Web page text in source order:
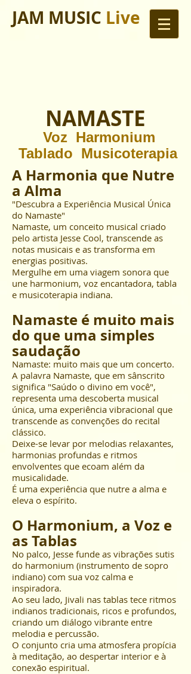
JAM MUSIC Live
NAMASTE
Voz Harmonium
Tablado Musicoterapia
A Harmonia que Nutre
a Alma
"Descubra a Experiência Musical Única
do Namaste"
Namaste, um conceito musical criado
pelo artista Jesse Cool, transcende as
notas musicais e as transforma em
energias positivas.
Mergulhe em uma viagem sonora que
une harmonium, voz encantadora, tabla
e musicoterapia indiana.
Namaste é muito mais
do que uma simples
saudação
Namaste: muito mais que um concerto.
A palavra Namaste, que em sânscrito
significa "Saúdo o divino em você",
representa uma descoberta musical
única, uma experiência vibracional que
transcende as convenções do recital
clássico.
Deixe-se levar por melodias relaxantes,
harmonias profundas e ritmos
envolventes que ecoam além da
musicalidade.
É uma experiência que nutre a alma e
eleva o espírito.
O Harmonium, a Voz e
as Tablas
No palco, Jesse funde as vibrações sutis
do harmonium (instrumento de sopro
indiano) com sua voz calma e
inspiradora.
Ao seu lado, Jivali nas tablas tece ritmos
indianos tradicionais, ricos e profundos,
criando um diálogo vibrante entre
melodia e percussão.
O conjunto cria uma atmosfera propícia
à meditação, ao despertar interior e à
conexão espiritual.